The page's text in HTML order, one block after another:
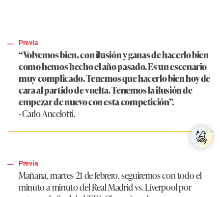
Previa
“Volvemos bien, con ilusión y ganas de hacerlo bien
como hemos hecho el año pasado. Es un escenario
muy complicado. Tenemos que hacerlo bien hoy de
cara al partido de vuelta. Tenemos la ilusión de
empezar de nuevo con esta competición”.
- Carlo Ancelotti.
Previa
Mañana, martes 21 de febrero, seguiremos con todo el
minuto a minuto del Real Madrid vs. Liverpool por